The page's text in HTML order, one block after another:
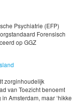
Psychiatrie (EFP)
Forensisch
op GGZ
zorginhoudelijk
van Toezicht benoemt
Amsterdam, maar ‘hikke